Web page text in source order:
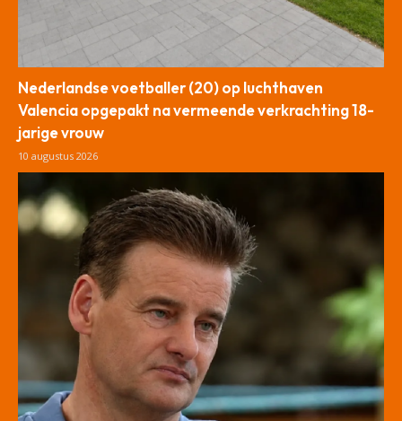
Nederlandse voetballer (20) op luchthaven
Valencia opgepakt na vermeende verkrachting 18-
jarige vrouw
10 augustus 2026